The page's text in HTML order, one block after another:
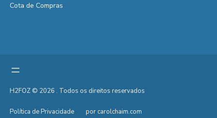
Cota de Compras
H2FOZ © 2026 . Todos os direitos reservados
Política de Privacidade por carolchaim.com